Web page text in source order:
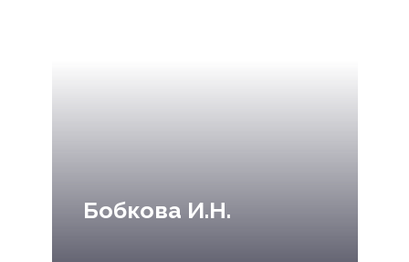
Бобкова И.Н.